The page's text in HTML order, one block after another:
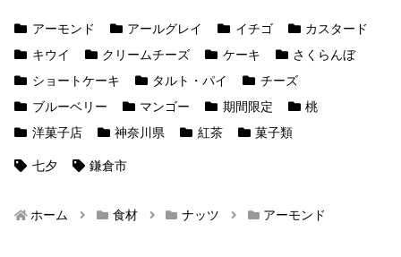
アーモンド アールグレイ イチゴ
カスタード
キウイ
クリームチーズ ケーキ
さくらんぼ
ショートケーキ
タルト・パイ
チーズ
ブルーベリー
マンゴー 期間限定
桃
洋菓子店
神奈川県 紅茶 菓子類
七夕 鎌倉市
ホーム 食材 ナッツ アーモンド